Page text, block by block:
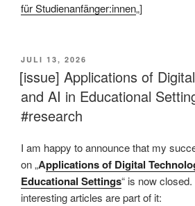
für Studienanfänger:innen„]
VERÖFFENTLICHT
AM
JULI 13, 2026
[issue] Applications of
and AI in Educational
#research
I am happy to announce that my
on „Applications of Digital
Educational Settings“ is now
interesting articles are part of it: